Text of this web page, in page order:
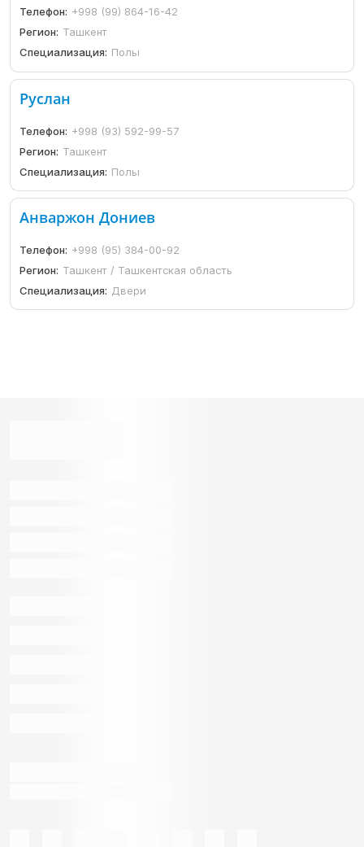
Телефон: +998 (99) 864-16-42
Регион: Ташкент
Специализация: Полы
Руслан
Телефон: +998 (93) 592-99-57
Регион: Ташкент
Специализация: Полы
Анваржон Дониев
Телефон: +998 (95) 384-00-92
Регион: Ташкент / Ташкентская область
Специализация: Двери